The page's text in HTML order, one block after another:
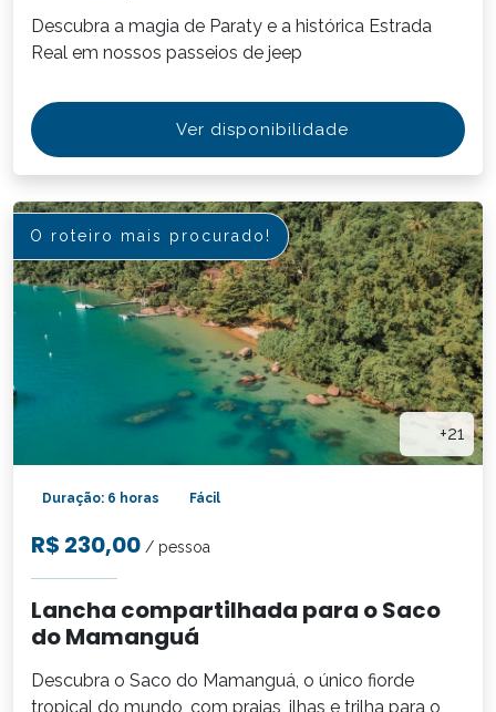
Descubra a magia de Paraty e a histórica Estrada
Real em nossos passeios de jeep
Ver disponibilidade
O roteiro mais procurado!
+21
Duração: 6 horas Fácil
R$ 230,00 / pessoa
Lancha compartilhada para o Saco
do Mamanguá
Descubra o Saco do Mamanguá, o único fiorde
tropical do mundo, com praias, ilhas e trilha para o